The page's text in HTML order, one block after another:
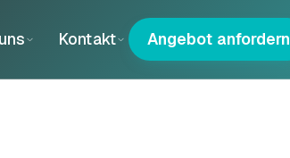
Kontakt Angebot anfordern